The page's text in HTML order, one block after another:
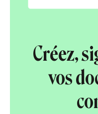
Créez,
vos